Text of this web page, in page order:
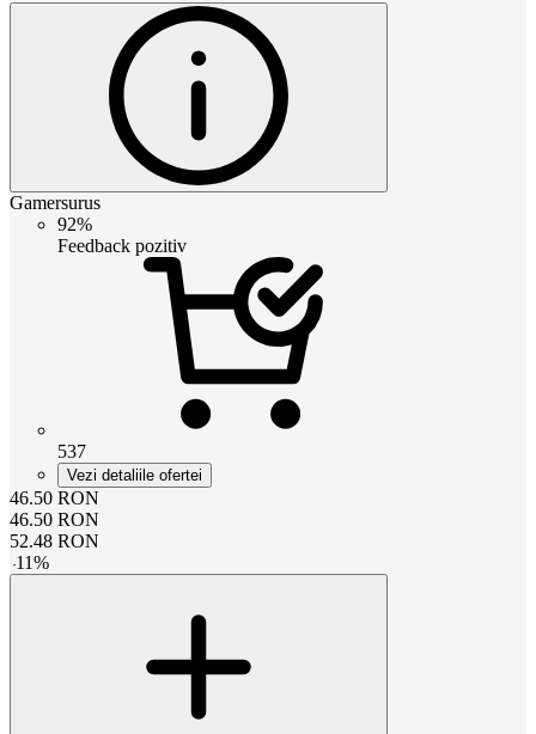
Gamersurus
92%
Feedback pozitiv
537
Vezi detaliile ofertei
46.50 RON
46.50 RON
52.48 RON
-11%